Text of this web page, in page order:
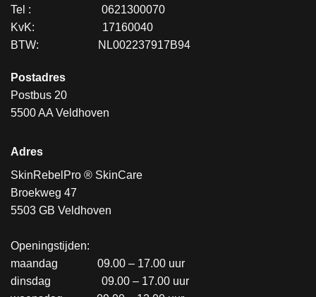
Tel :
0621300070
KvK:
17160040
BTW:
NL002237917B94
Postadres
Postbus 20
5500 AA Veldhoven
Adres
SkinRebelPro ® SkinCare
Broekweg 47
5503 GB Veldhoven
Openingstijden:
maandag
09.00 – 17.00 uur
dinsdag
09.00 – 17.00 uur